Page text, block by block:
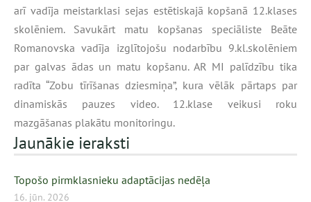
Jaunākie ieraksti
Topošo pirmklasnieku adaptācijas nedēļa
16. jūn. 2026
arī vadīja meistarklasi sejas estētiskajā kopšanā 12.klases
skolēniem. Savukārt matu kopšanas speciāliste Beāte
Romanovska vadīja izglītojošu nodarbību 9.kl.skolēniem
par galvas ādas un matu kopšanu. AR MI palīdzību tika
radīta “Zobu tīrīšanas dziesmiņa”, kura vēlāk pārtaps par
dinamiskās pauzes video. 12.klase veikusi roku
mazgāšanas plakātu monitoringu.